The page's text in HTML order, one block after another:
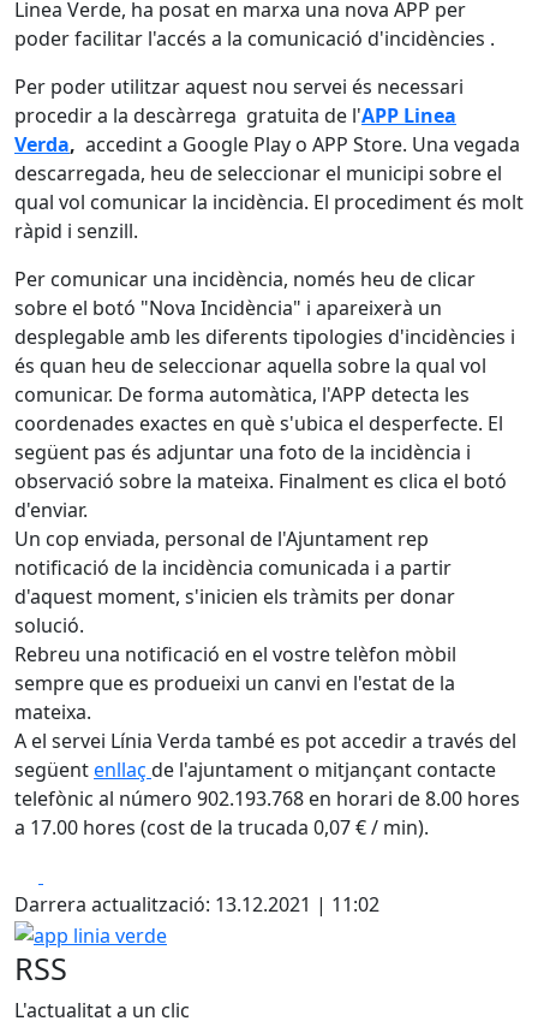
Linea Verde, ha posat en marxa una nova APP per
poder facilitar l'accés a la comunicació d'incidències .
Per poder utilitzar aquest nou servei és necessari
procedir a la descàrrega gratuita de l'APP Linea
Verda, accedint a Google Play o APP Store. Una vegada
descarregada, heu de seleccionar el municipi sobre el
qual vol comunicar la incidència. El procediment és molt
ràpid i senzill.
Per comunicar una incidència, només heu de clicar
sobre el botó "Nova Incidència" i apareixerà un
desplegable amb les diferents tipologies d'incidències i
és quan heu de seleccionar aquella sobre la qual vol
comunicar. De forma automàtica, l'APP detecta les
coordenades exactes en què s'ubica el desperfecte. El
següent pas és adjuntar una foto de la incidència i
observació sobre la mateixa. Finalment es clica el botó
d'enviar.
Un cop enviada, personal de l'Ajuntament rep
notificació de la incidència comunicada i a partir
d'aquest moment, s'inicien els tràmits per donar
solució.
Rebreu una notificació en el vostre telèfon mòbil
sempre que es produeixi un canvi en l'estat de la
mateixa.
A el servei Línia Verda també es pot accedir a través del
següentenllaç de l'ajuntament o mitjançant contacte
telefònic al número 902.193.768 en horari de 8.00 hores
a 17.00 hores (cost de la trucada 0,07 € / min).
Darrera actualització: 13.12.2021 | 11:02
app linia verde
RSS
L'actualitat a un clic